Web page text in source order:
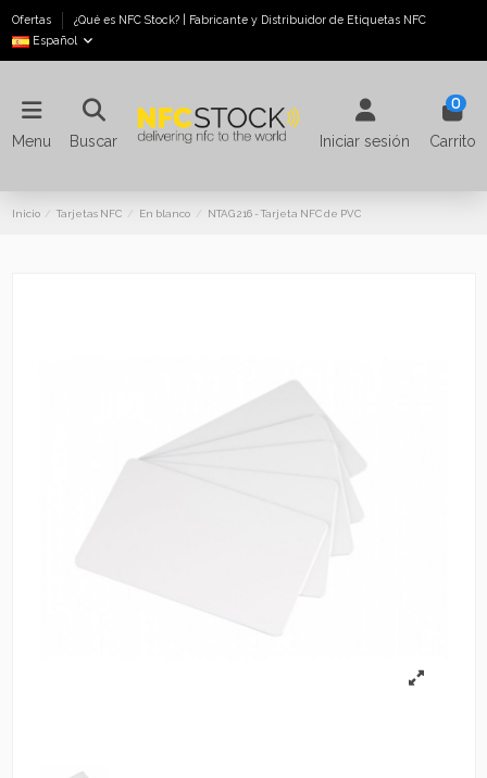
Ofertas
¿Qué es NFC Stock? | Fabricante y Distribuidor de Etiquetas NFC
Español
Menu Buscar Iniciar sesión
0
Carrito
Inicio Tarjetas NFC En blanco NTAG 216 - Tarjeta NFC de PVC